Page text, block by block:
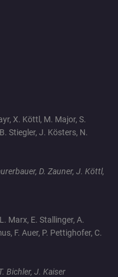
X. Köttl, M. Major, S.
Stiegler, J. Kösters, N.
D. Zauner, J. Köttl,
Marx, E. Stallinger, A.
F. Auer, P. Pettighofer, C.
Bichler, J. Kaiser